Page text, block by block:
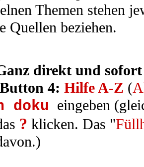
Themen stehen
Quellen beziehen.
direkt und
Button 4: Hilfe A-Z (
doku eingeben
? klicken. Das "